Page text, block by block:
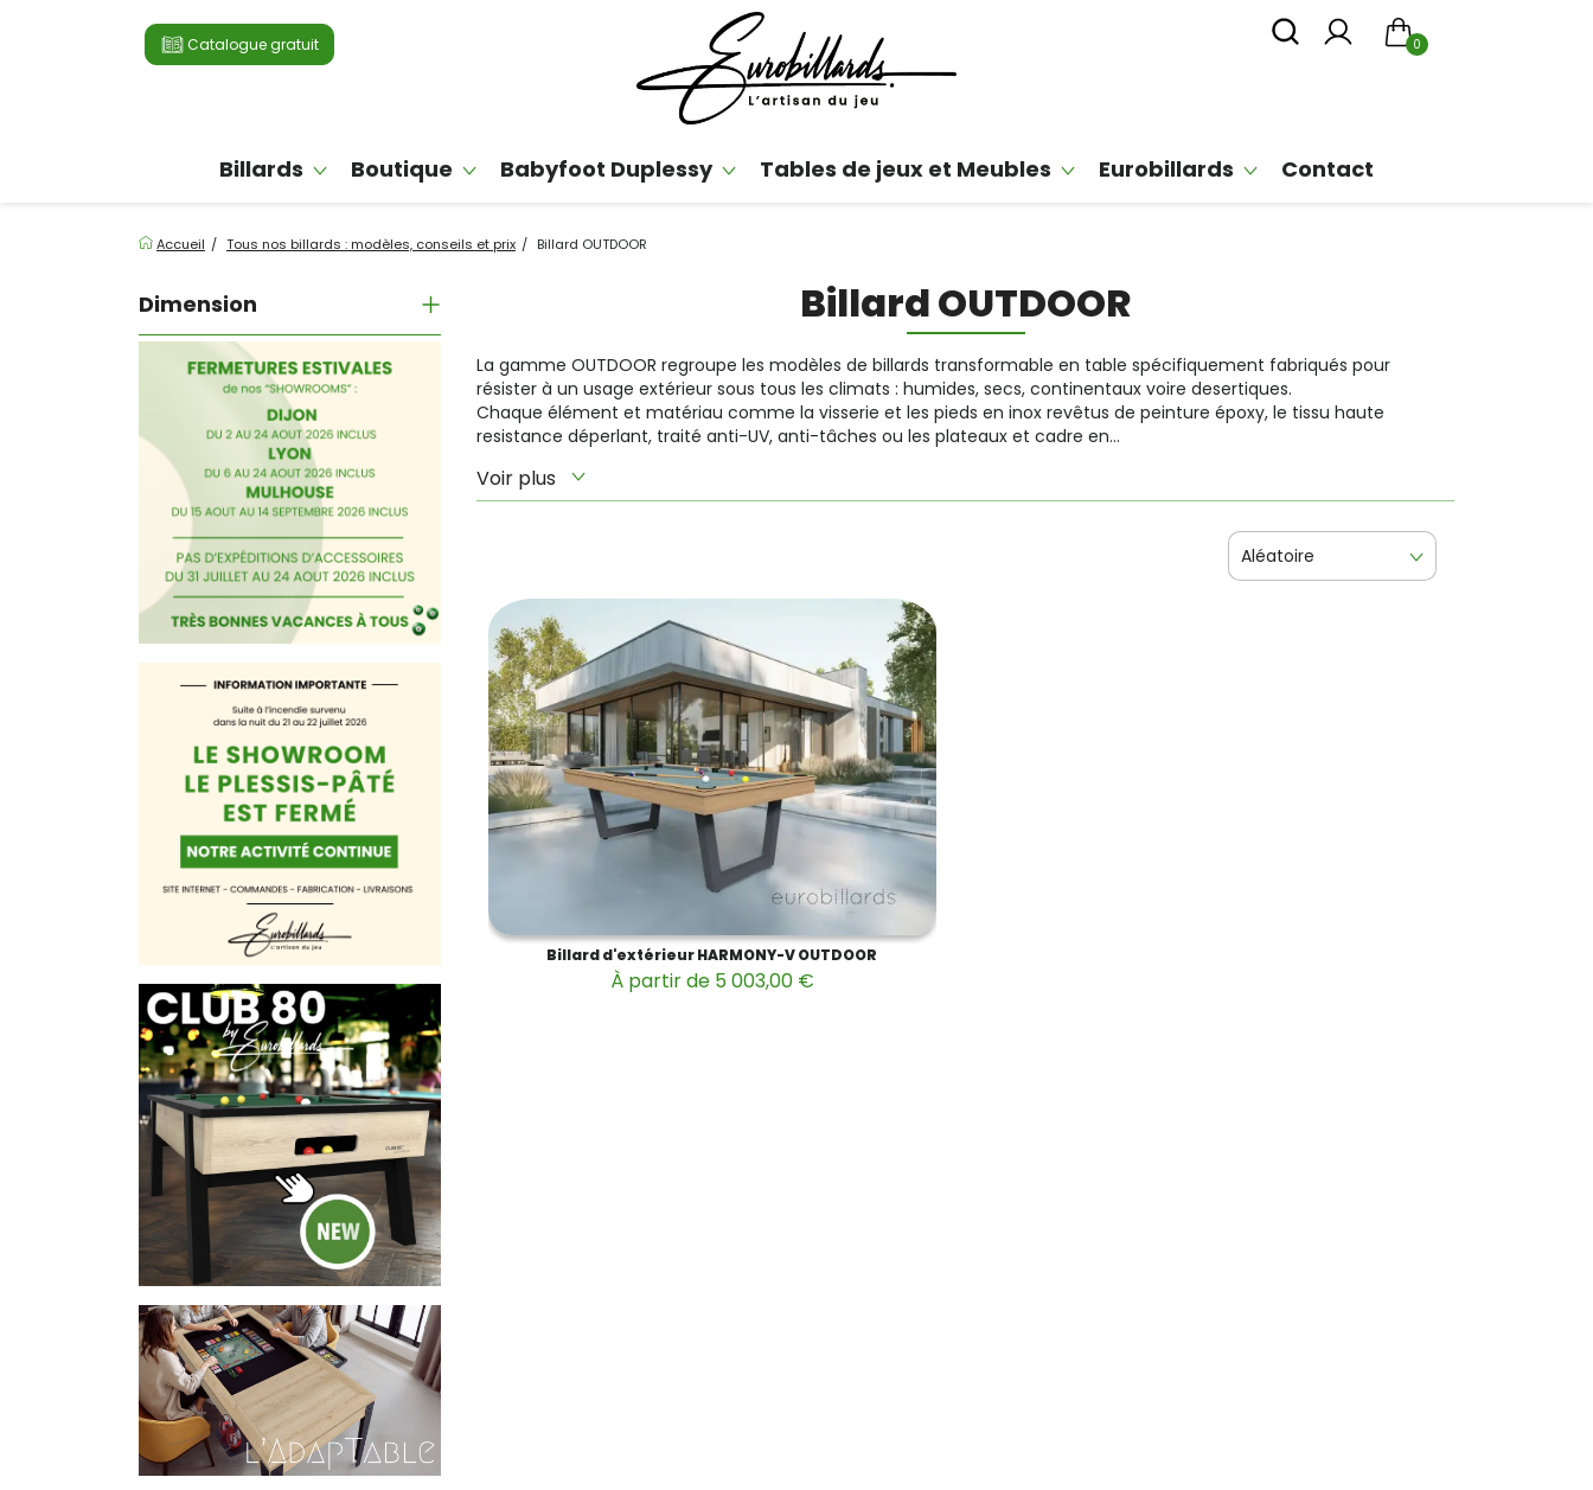
Catalogue gratuit 0
Billards Boutique Babyfoot Duplessy Tables de jeux et Meubles Eurobillards Contact
Accueil Tous nos billards : modèles, conseils et prix Billard OUTDOOR
Dimension Billard OUTDOOR
La gamme OUTDOOR regroupe les modèles de billards transformable en table spécifiquement fabriqués pour
résister à un usage extérieur sous tous les climats : humides, secs, continentaux voire desertiques.
Chaque élément et matériau comme la visserie et les pieds en inox revêtus de peinture époxy, le tissu haute
resistance déperlant, traité anti-UV, anti-tâches ou les plateaux et cadre en...
Voir plus
Aléatoire
Billard d'extérieur HARMONY-V OUTDOOR
À partir de 5 003,00 €